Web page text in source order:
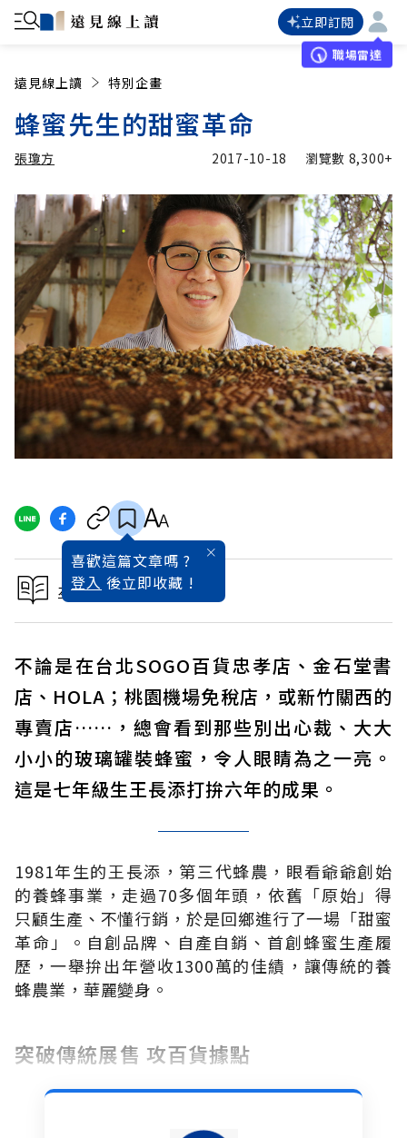
立即訂閱
職場雷達
遠見線上讀 特別企畫
蜂蜜先生的甜蜜革命
張瓊方
張瓊方 加入追蹤
2017-10-18 瀏覽數 8,300+
喜歡這篇文章嗎 ?
登入 後立即收藏 !
本文出自50大黃金青農
不論是在台北SOGO百貨忠孝店、金石堂書
店、HOLA；桃園機場免稅店，或新竹關西的
專賣店……，總會看到那些別出心裁、大大
小小的玻璃罐裝蜂蜜，令人眼睛為之一亮。
這是七年級生王長添打拚六年的成果。
1981年生的王長添，第三代蜂農，眼看爺爺創始
的養蜂事業，走過70多個年頭，依舊「原始」得
只顧生產、不懂行銷，於是回鄉進行了一場「甜蜜
革命」。自創品牌、自產自銷、首創蜂蜜生產履
歷，一舉拚出年營收1300萬的佳績，讓傳統的養
蜂農業，華麗變身。
突破傳統展售 攻百貨據點